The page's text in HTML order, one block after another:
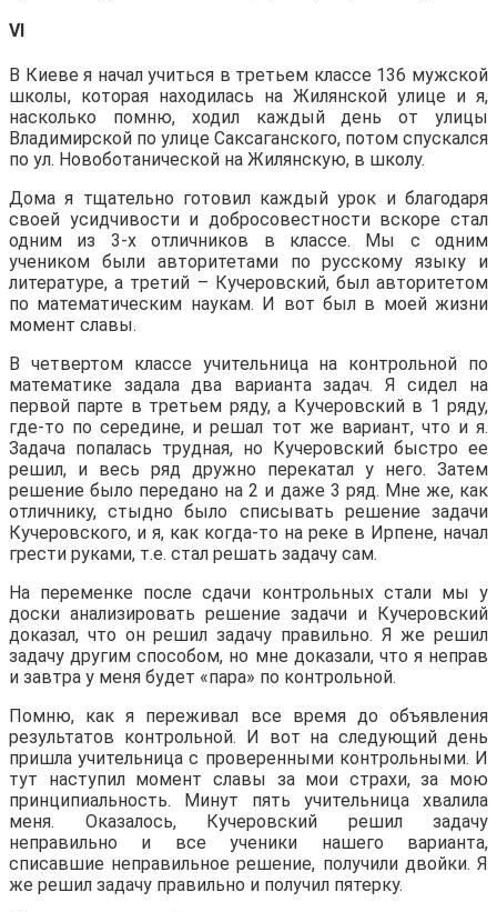
VI
В Киеве я начал учиться в третьем классе 136 мужской
школы, которая находилась на Жилянской улице и я,
насколько помню, ходил каждый день от улицы
Владимирской по улице Саксаганского, потом спускался
по ул. Новоботанической на Жилянскую, в школу.
Дома я тщательно готовил каждый урок и благодаря
своей усидчивости и добросовестности вскоре стал
одним из 3-х отличников в классе. Мы с одним
учеником были авторитетами по русскому языку и
литературе, а третий – Кучеровский, был авторитетом
по математическим наукам. И вот был в моей жизни
момент славы.
В четвертом классе учительница на контрольной по
математике задала два варианта задач. Я сидел на
первой парте в третьем ряду, а Кучеровский в 1 ряду,
где-то по середине, и решал тот же вариант, что и я.
Задача попалась трудная, но Кучеровский быстро ее
решил, и весь ряд дружно перекатал у него. Затем
решение было передано на 2 и даже 3 ряд. Мне же, как
отличнику, стыдно было списывать решение задачи
Кучеровского, и я, как когда-то на реке в Ирпене, начал
грести руками, т.е. стал решать задачу сам.
На переменке после сдачи контрольных стали мы у
доски анализировать решение задачи и Кучеровский
доказал, что он решил задачу правильно. Я же решил
задачу другим способом, но мне доказали, что я неправ
и завтра у меня будет «пара» по контрольной.
Помню, как я переживал все время до объявления
результатов контрольной. И вот на следующий день
пришла учительница с проверенными контрольными. И
тут наступил момент славы за мои страхи, за мою
принципиальность. Минут пять учительница хвалила
меня. Оказалось, Кучеровский решил задачу
неправильно и все ученики нашего варианта,
списавшие неправильное решение, получили двойки. Я
же решил задачу правильно и получил пятерку.